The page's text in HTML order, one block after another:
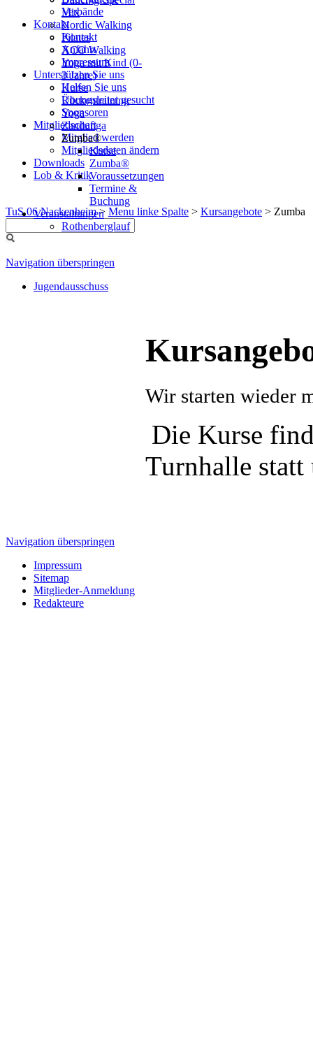
Verbände
Kontakt
Kontakt
Anfahrt
Impressum
Unterstützen Sie uns
Helfen Sie uns
Übungsleiter gesucht
Sponsoren
Mitgliedschaft
Mitglied werden
Mitgliedsdaten ändern
Downloads
Lob & Kritik
TuS 06 Nackenheim> Menu linke Spalte > Kursangebote > Zumba
Mix
Nordic Walking
Pilates
XCO Walking
Yoga mit Kind (0-
3 Jahre)
Kurse
Rückentraining
Yoga
Zandunga
Zumba®
Kurse
Zumba®
Voraussetzungen
Termine &
Buchung
Veranstaltungen
Rothenberglauf
Navigation überspringen
Jugendausschuss
Wir starten wieder
Die Kurse
Turnhalle
Navigation überspringen
Impressum
Sitemap
Mitglieder-Anmeldung
Redakteure